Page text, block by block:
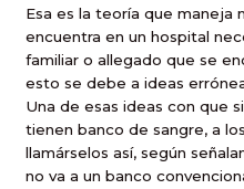
Esa es la teoría que maneja
encuentra en un hospital
familiar o allegado que se
esto se debe a ideas
Una de esas ideas con que
tienen banco de sangre, a
llamárselos así, según
no va a un banco